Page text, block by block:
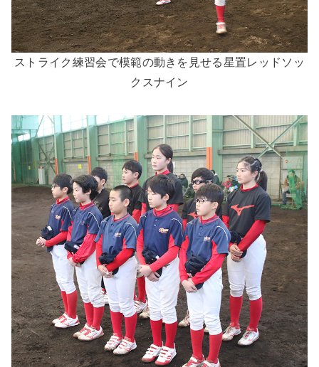
ストライク練習会で模範の動きを見せる星置レッドソッ
クスナイン